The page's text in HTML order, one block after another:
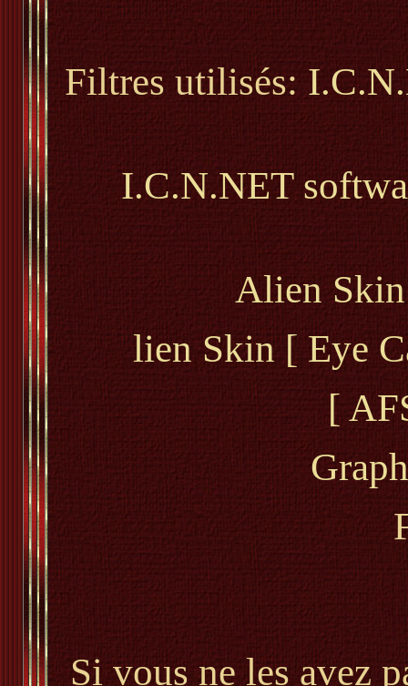
Filtres utilisés:
I.C.N.NET
Alien
lien Skin [ Eye
[
Si vous ne les avez